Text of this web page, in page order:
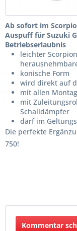
Ab sofort im
Auspuff für Suzuki
Betriebserlaubnis
leichter
konische Form
wird direkt auf
mit allen
mit
Schalldämpfer
darf im
Die perfekte
750!
Kommentar